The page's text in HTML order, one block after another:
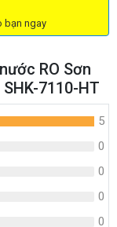
bạn ngay
RO Sơn
7110-HT
5
0
0
0
0